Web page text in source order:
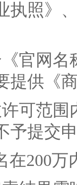
执照》
官网
提供《
可范
予提交
200万